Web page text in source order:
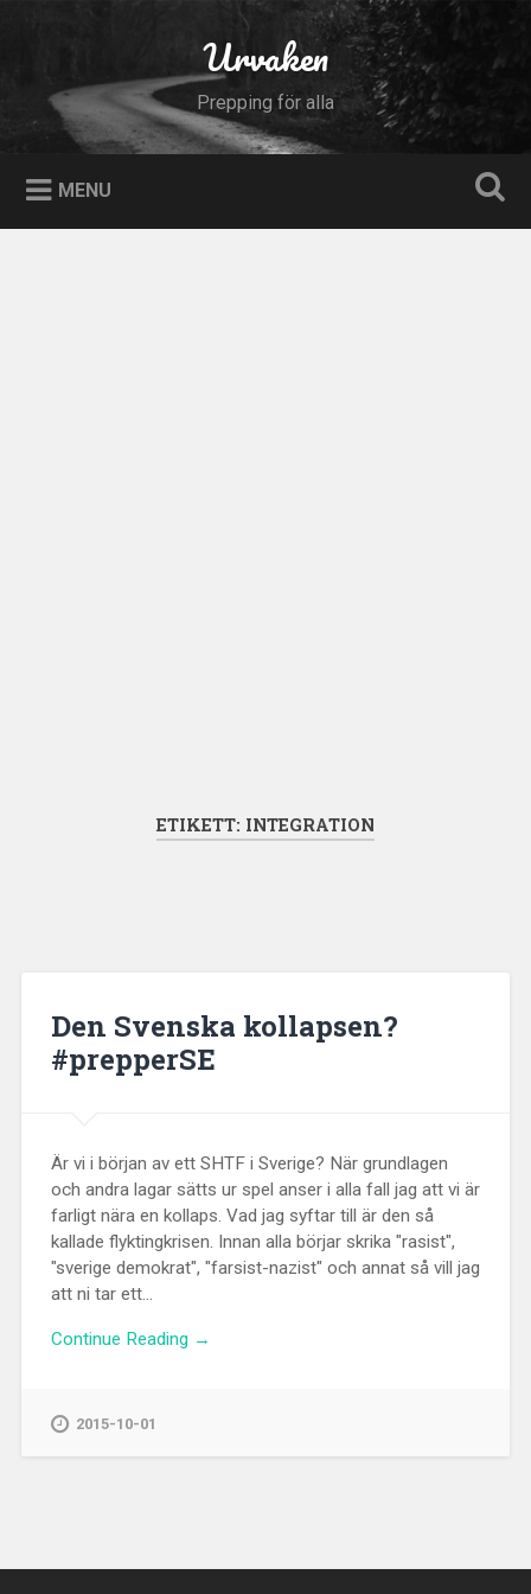
Urvaken
Prepping för alla
MENU
ETIKETT: INTEGRATION
Den Svenska kollapsen?
#prepperSE
Är vi i början av ett SHTF i Sverige? När grundlagen
och andra lagar sätts ur spel anser i alla fall jag att vi är
farligt nära en kollaps. Vad jag syftar till är den så
kallade flyktingkrisen. Innan alla börjar skrika "rasist",
"sverige demokrat", "farsist-nazist" och annat så vill jag
att ni tar ett...
Continue Reading →
2015-10-01